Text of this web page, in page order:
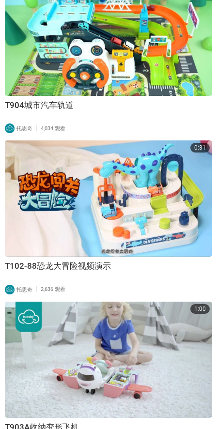
T904城市汽车轨道
托思奇 | 4,034 观看
0:31
T102-88恐龙大冒险视频演示
托思奇 | 2,636 观看
1:00